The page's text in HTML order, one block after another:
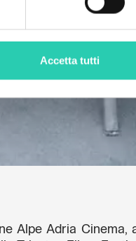
Accetta tutti
Alpe Adria Cinema,